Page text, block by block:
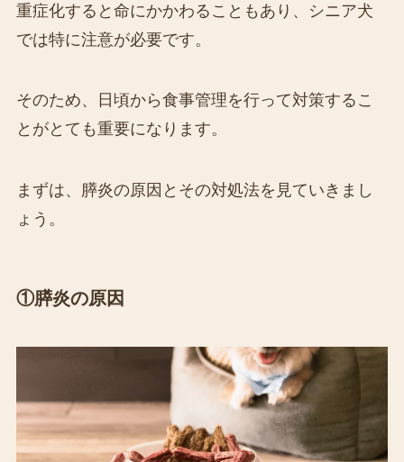
重症化すると命にかかわることもあり、シニア犬
では特に注意が必要です。
そのため、日頃から食事管理を行って対策するこ
とがとても重要になります。
まずは、膵炎の原因とその対処法を見ていきまし
ょう。
①膵炎の原因